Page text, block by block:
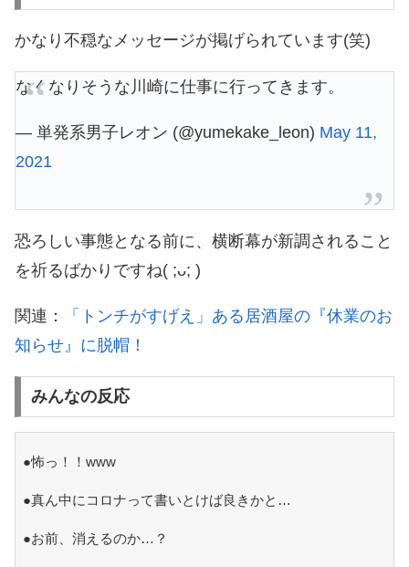
かなり不穏なメッセージが掲げられています(笑)
なくなりそうな川崎に仕事に行ってきます。
— 単発系男子レオン (@yumekake_leon) May 11,
2021
恐ろしい事態となる前に、横断幕が新調されること
を祈るばかりですね( ;ᴗ; )
関連：
「トンチがすげえ」ある居酒屋の『休業のお
知らせ』に脱帽！
みんなの反応
●怖っ！！www
●真ん中にコロナって書いとけば良きかと…
●お前、消えるのか…？